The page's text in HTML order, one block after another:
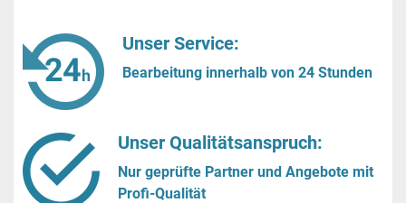
Unser Service:
Bearbeitung innerhalb von 24 Stunden
Unser Qualitätsanspruch:
Nur geprüfte Partner und Angebote mit
Profi-Qualität